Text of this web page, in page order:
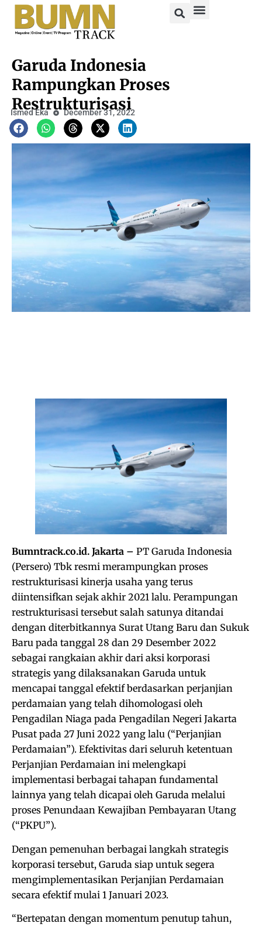
Garuda Indonesia
Rampungkan Proses
Restrukturisasi
Ismed Eka December 31, 2022
Bumntrack.co.id. Jakarta – PT Garuda Indonesia
(Persero) Tbk resmi merampungkan proses
restrukturisasi kinerja usaha yang terus
diintensifkan sejak akhir 2021 lalu. Perampungan
restrukturisasi tersebut salah satunya ditandai
dengan diterbitkannya Surat Utang Baru dan Sukuk
Baru pada tanggal 28 dan 29 Desember 2022
sebagai rangkaian akhir dari aksi korporasi
strategis yang dilaksanakan Garuda untuk
mencapai tanggal efektif berdasarkan perjanjian
perdamaian yang telah dihomologasi oleh
Pengadilan Niaga pada Pengadilan Negeri Jakarta
Pusat pada 27 Juni 2022 yang lalu (“Perjanjian
Perdamaian”). Efektivitas dari seluruh ketentuan
Perjanjian Perdamaian ini melengkapi
implementasi berbagai tahapan fundamental
lainnya yang telah dicapai oleh Garuda melalui
proses Penundaan Kewajiban Pembayaran Utang
(“PKPU”).
Dengan pemenuhan berbagai langkah strategis
korporasi tersebut, Garuda siap untuk segera
mengimplementasikan Perjanjian Perdamaian
secara efektif mulai 1 Januari 2023.
“Bertepatan dengan momentum penutup tahun,